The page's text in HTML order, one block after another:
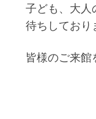
子ども、大人
待ちしており
皆様のご来館